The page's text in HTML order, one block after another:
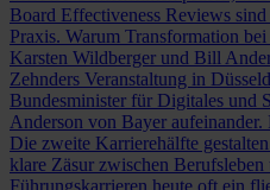
Board Effectiveness Reviews
Praxis. Warum Transformation
Karsten Wildberger und Bill
Zehnders Veranstaltung in
Bundesminister für Digitales und
Anderson von Bayer aufeinander.
Die zweite Karrierehälfte gestalten
klare Zäsur zwischen
Führungskarrieren heute oft ein